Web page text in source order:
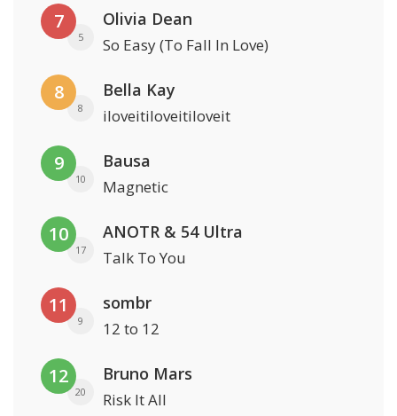
7
5
Olivia Dean
So Easy (To Fall In Love)
8
8
Bella Kay
iloveitiloveitiloveit
9
10
Bausa
Magnetic
10
17
ANOTR & 54 Ultra
Talk To You
11
9
sombr
12 to 12
12
20
Bruno Mars
Risk It All